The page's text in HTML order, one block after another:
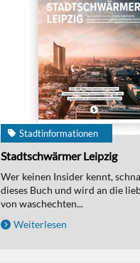
Stadtinformationen
Stadtschwärmer Leipzig
Wer keinen Insider kennt,
dieses Buch und wird an die
von waschechten...
Weiterlesen